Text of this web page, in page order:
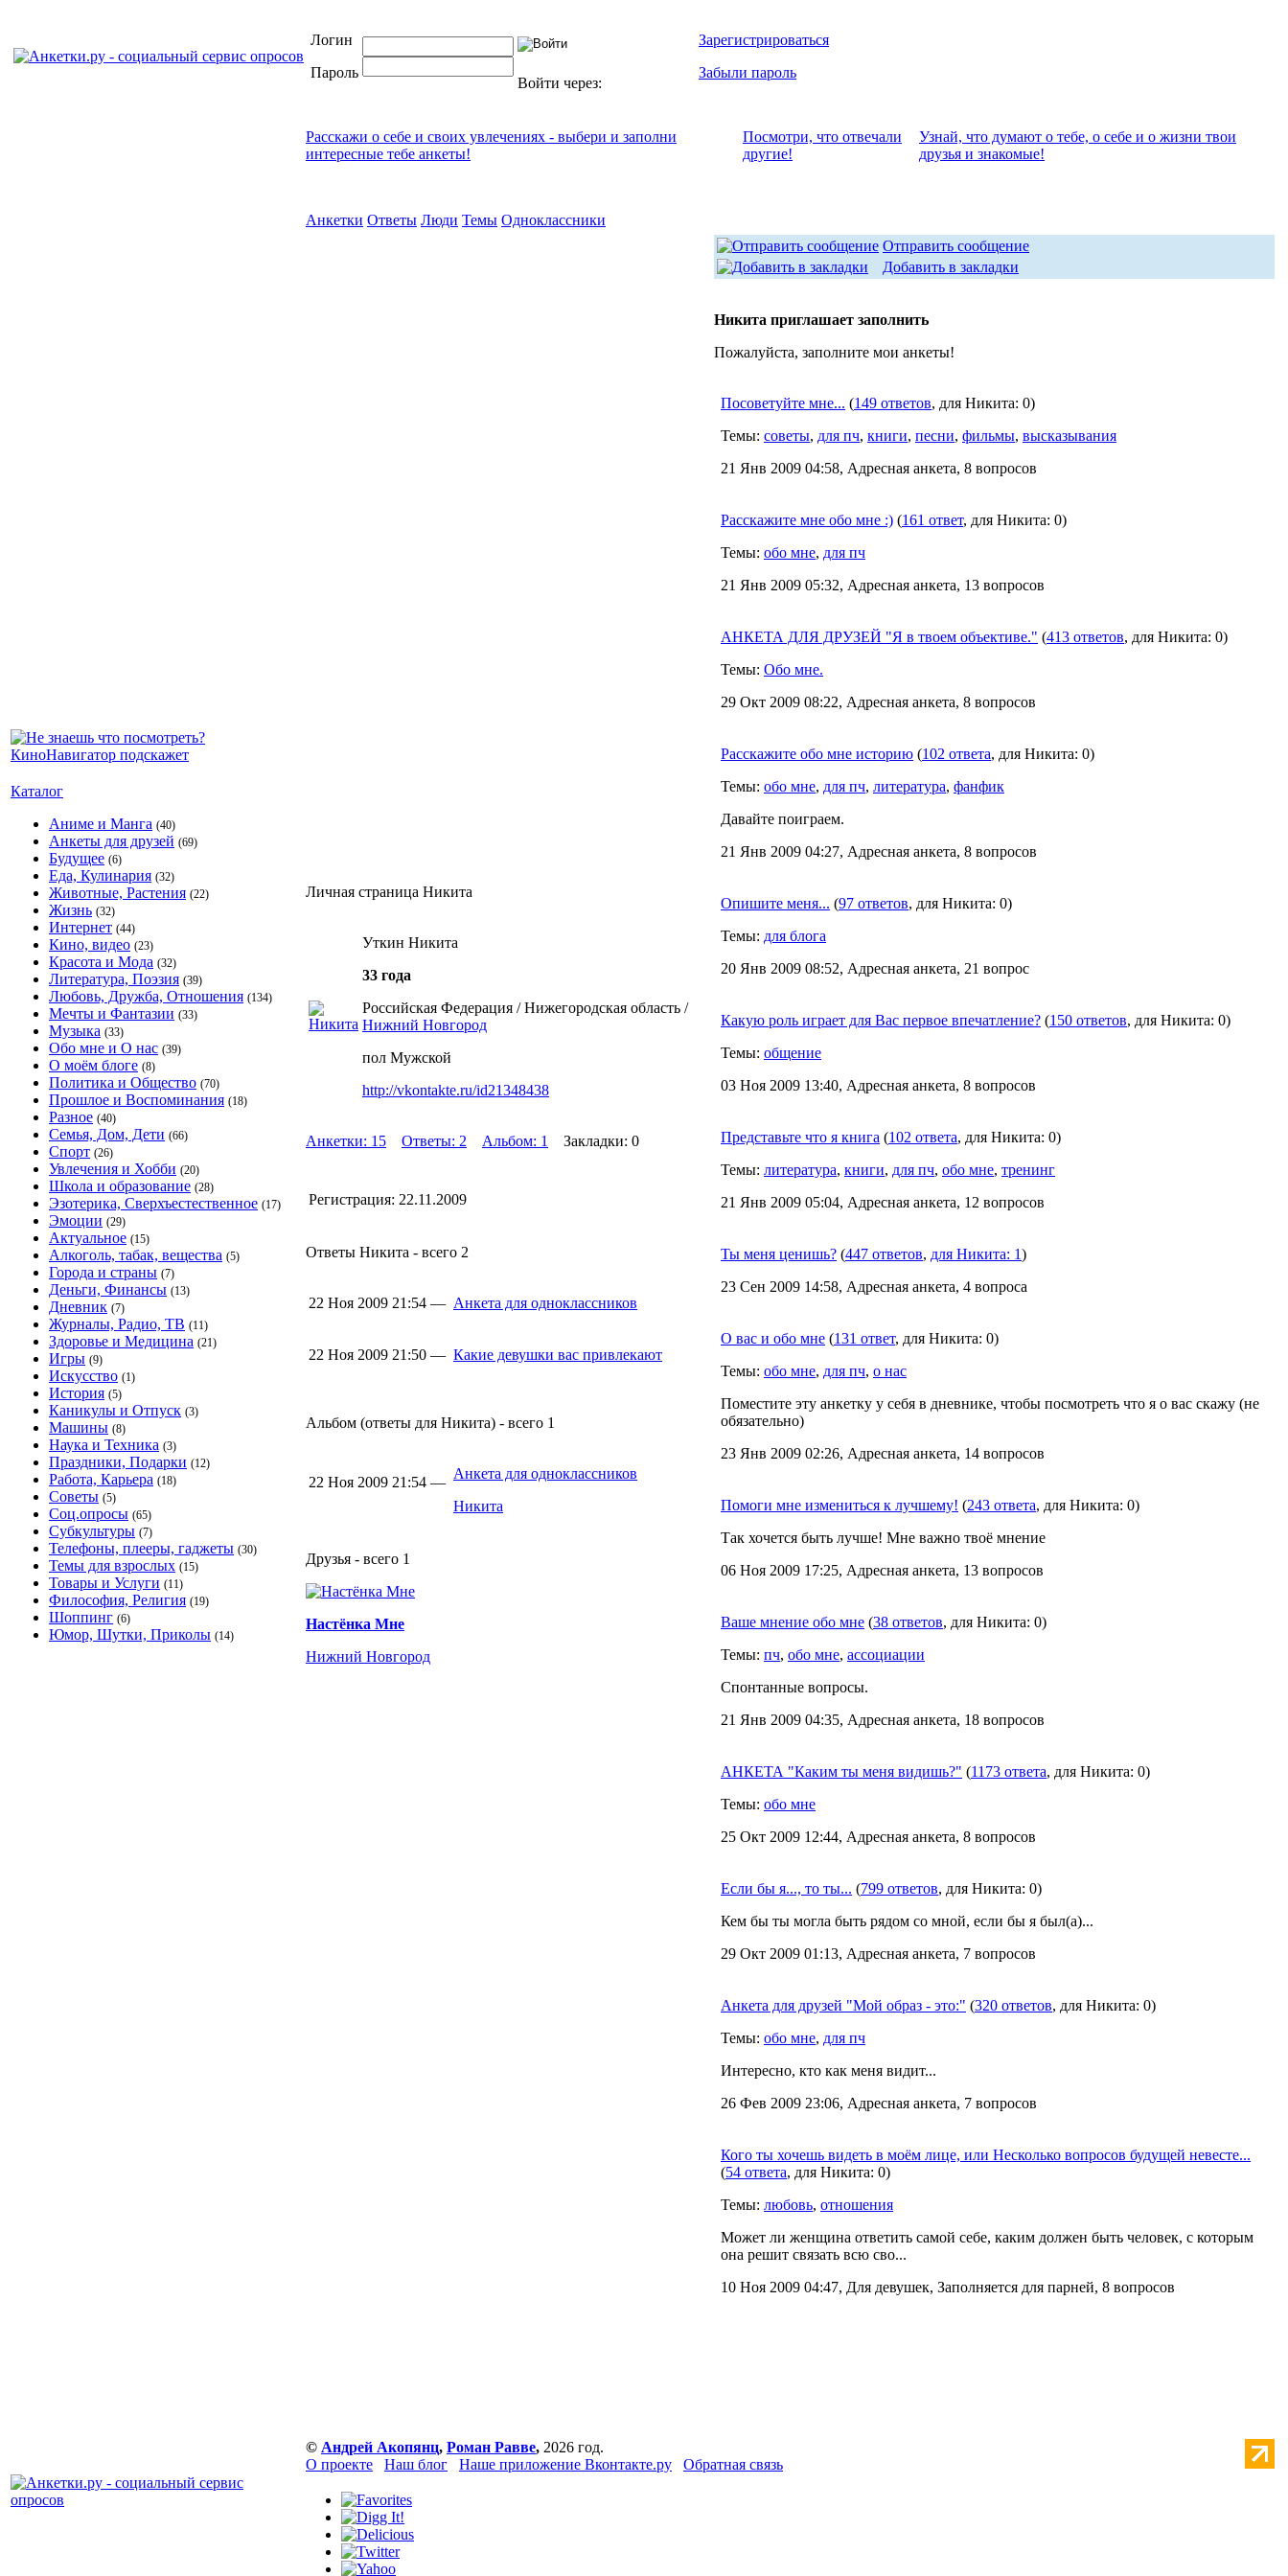
Логин
Пароль
Войти через:
Зарегистрироваться
Забыли пароль
Каталог
Аниме и Манга (40)
Анкеты для друзей (69)
Будущее (6)
Еда, Кулинария (32)
Животные, Растения (22)
Жизнь (32)
Интернет (44)
Кино, видео (23)
Красота и Мода (32)
Литература, Поэзия (39)
Любовь, Дружба, Отношения (134)
Мечты и Фантазии (33)
Музыка (33)
Обо мне и О нас (39)
О моём блоге (8)
Политика и Общество (70)
Прошлое и Воспоминания (18)
Разное (40)
Семья, Дом, Дети (66)
Спорт (26)
Увлечения и Хобби (20)
Школа и образование (28)
Эзотерика, Сверхъестественное (17)
Эмоции (29)
Актуальное (15)
Алкоголь, табак, вещества (5)
Города и страны (7)
Деньги, Финансы (13)
Дневник (7)
Журналы, Радио, ТВ (11)
Здоровье и Медицина (21)
Игры (9)
Искусство (1)
История (5)
Каникулы и Отпуск (3)
Машины (8)
Наука и Техника (3)
Праздники, Подарки (12)
Работа, Карьера (18)
Советы (5)
Соц.опросы (65)
Субкультуры (7)
Телефоны, плееры, гаджеты (30)
Темы для взрослых (15)
Товары и Услуги (11)
Философия, Религия (19)
Шоппинг (6)
Юмор, Шутки, Приколы (14)
Расскажи о себе и своих увлечениях - выбери и заполни
интересные тебе анкеты!
Посмотри, что отвeчали
другие!
Узнай, что думают о тебе, о себе и о жизни твои
друзья и знакомые!
Анкетки Ответы Люди Темы Одноклассники
Личная страница Никита
Уткин Никита
33 года
Российская Федерация / Нижегородская область /
Нижний Новгород
пол Мужской
http://vkontakte.ru/id21348438
Анкетки: 15 Ответы: 2 Альбом: 1 Закладки: 0
Регистрация: 22.11.2009
Ответы Никита - всего 2
22 Ноя 2009 21:54 — Анкета для одноклассников
22 Ноя 2009 21:50 — Какие девушки вас привлекают
Альбом (ответы для Никита) - всего 1
22 Ноя 2009 21:54 —
Анкета для одноклассников
Никита
Друзья - всего 1
Настёнка Мне
Нижний Новгород
Отправить сообщение
Добавить в закладки
Никита приглашает заполнить
Пожалуйста, заполните мои анкеты!
Посоветуйте мне... (149 ответов, для Никита: 0)
Темы: советы, для пч, книги, песни, фильмы, высказывания
21 Янв 2009 04:58, Адресная анкета, 8 вопросов
Расскажите мне обо мне :) (161 ответ, для Никита: 0)
Темы: обо мне, для пч
21 Янв 2009 05:32, Адресная анкета, 13 вопросов
АНКЕТА ДЛЯ ДРУЗЕЙ "Я в твоем объективе." (413 ответов, для Никита: 0)
Темы: Обо мне.
29 Окт 2009 08:22, Адресная анкета, 8 вопросов
Расскажите обо мне историю (102 ответа, для Никита: 0)
Темы: обо мне, для пч, литература, фанфик
Давайте поиграем.
21 Янв 2009 04:27, Адресная анкета, 8 вопросов
Опишите меня... (97 ответов, для Никита: 0)
Темы: для блога
20 Янв 2009 08:52, Адресная анкета, 21 вопрос
Какую роль играет для Вас первое впечатление? (150 ответов, для Никита: 0)
Темы: общение
03 Ноя 2009 13:40, Адресная анкета, 8 вопросов
Представьте что я книга (102 ответа, для Никита: 0)
Темы: литература, книги, для пч, обо мне, тренинг
21 Янв 2009 05:04, Адресная анкета, 12 вопросов
Ты меня ценишь? (447 ответов, для Никита: 1)
23 Сен 2009 14:58, Адресная анкета, 4 вопроса
О вас и обо мне (131 ответ, для Никита: 0)
Темы: обо мне, для пч, о нас
Поместите эту анкетку у себя в дневнике, чтобы посмотреть что я о вас скажу (не
обязательно)
23 Янв 2009 02:26, Адресная анкета, 14 вопросов
Помоги мне измениться к лучшему! (243 ответа, для Никита: 0)
Так хочется быть лучше! Мне важно твоё мнение
06 Ноя 2009 17:25, Адресная анкета, 13 вопросов
Ваше мнение обо мне (38 ответов, для Никита: 0)
Темы: пч, обо мне, ассоциации
Спонтанные вопросы.
21 Янв 2009 04:35, Адресная анкета, 18 вопросов
АНКЕТА "Каким ты меня видишь?" (1173 ответа, для Никита: 0)
Темы: обо мне
25 Окт 2009 12:44, Адресная анкета, 8 вопросов
Если бы я..., то ты... (799 ответов, для Никита: 0)
Кем бы ты могла быть рядом со мной, если бы я был(а)...
29 Окт 2009 01:13, Адресная анкета, 7 вопросов
Анкета для друзей "Мой образ - это:" (320 ответов, для Никита: 0)
Темы: обо мне, для пч
Интересно, кто как меня видит...
26 Фев 2009 23:06, Адресная анкета, 7 вопросов
Кого ты хочешь видеть в моём лице, или Несколько вопросов будущей невесте...
(54 ответа, для Никита: 0)
Темы: любовь, отношения
Может ли женщина ответить самой себе, каким должен быть человек, с которым
она решит связать всю сво...
10 Ноя 2009 04:47, Для девушек, Заполняется для парней, 8 вопросов
© Андрей Акопянц, Роман Равве, 2026 год.
О проекте
Наш блог Наше приложение Вконтакте.ру Обратная связь